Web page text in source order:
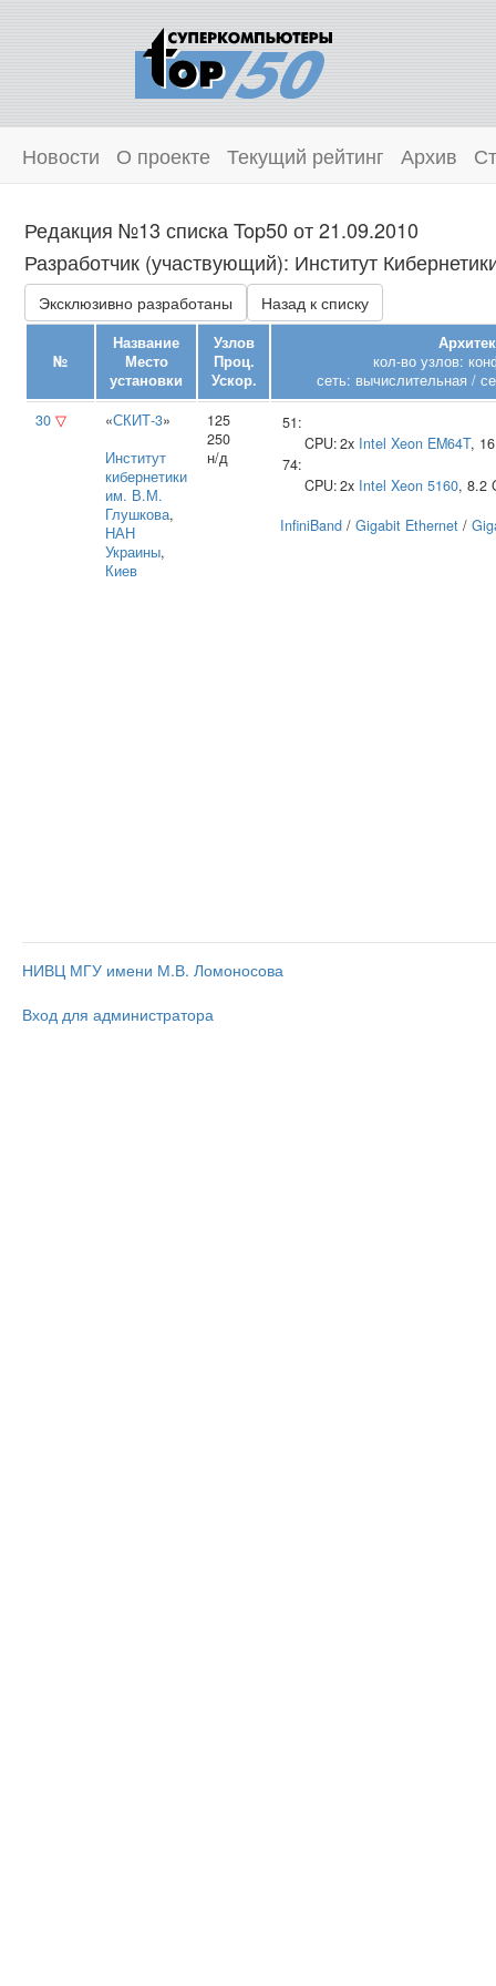
Новости О проекте Текущий рейтинг Архив
Редакция №13 списка Top50 от 21.09.2010
Разработчик (участвующий): Институт
Эксклюзивно разработаны Назад к списку
№
Название
Место
установки
Узлов
Проц.
Ускор.
кол-во узлов:
сеть: вычислительная /
30 ▽ «СКИТ-3»
Институт
кибернетики
им. В.М.
Глушкова,
НАН
Украины,
Киев
125
250
н/д
51:
CPU:2x Intel Xeon EM64T,
74:
CPU:2x Intel Xeon 5160, 8.2
InfiniBand / Gigabit Ethernet /
НИВЦ МГУ имени М.В. Ломоносова
Вход для администратора